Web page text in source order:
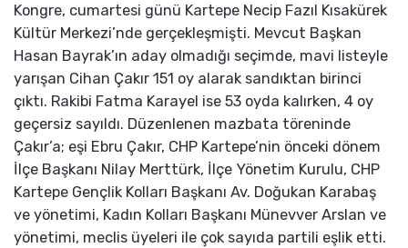
Kongre, cumartesi günü Kartepe Necip Fazıl Kısakürek
Kültür Merkezi’nde gerçekleşmişti. Mevcut Başkan
Hasan Bayrak’ın aday olmadığı seçimde, mavi listeyle
yarışan Cihan Çakır 151 oy alarak sandıktan birinci
çıktı. Rakibi Fatma Karayel ise 53 oyda kalırken, 4 oy
geçersiz sayıldı. Düzenlenen mazbata töreninde
Çakır’a; eşi Ebru Çakır, CHP Kartepe’nin önceki dönem
İlçe Başkanı Nilay Merttürk, İlçe Yönetim Kurulu, CHP
Kartepe Gençlik Kolları Başkanı Av. Doğukan Karabaş
ve yönetimi, Kadın Kolları Başkanı Münevver Arslan ve
yönetimi, meclis üyeleri ile çok sayıda partili eşlik etti.